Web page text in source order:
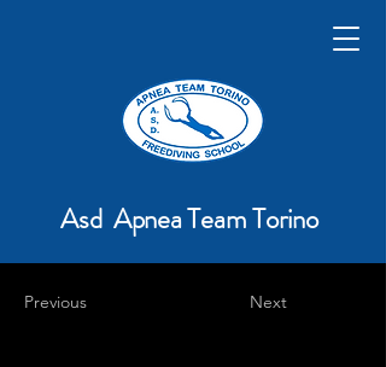
Asd Apnea Team Torino
Previous Next